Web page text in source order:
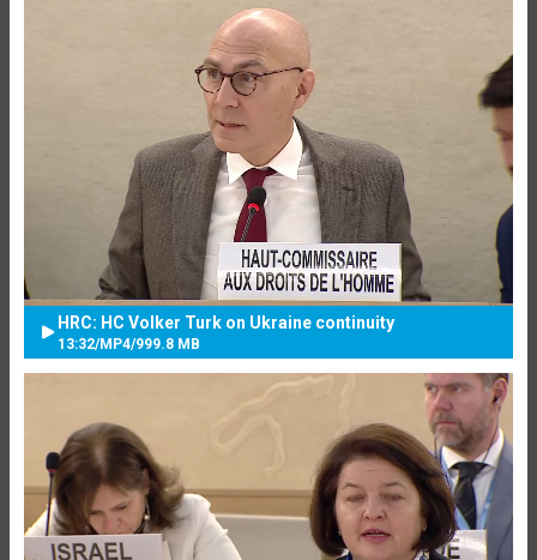
HRC: HC Volker Turk on Ukraine continuity
13:32/MP4/999.8 MB